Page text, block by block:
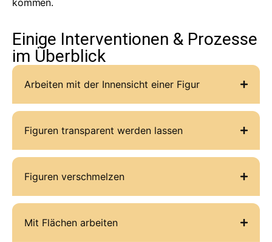
kommen.
Einige Interventionen & Prozesse
im Überblick
Arbeiten mit der Innensicht einer Figur
Figuren transparent werden lassen
Figuren verschmelzen
Mit Flächen arbeiten